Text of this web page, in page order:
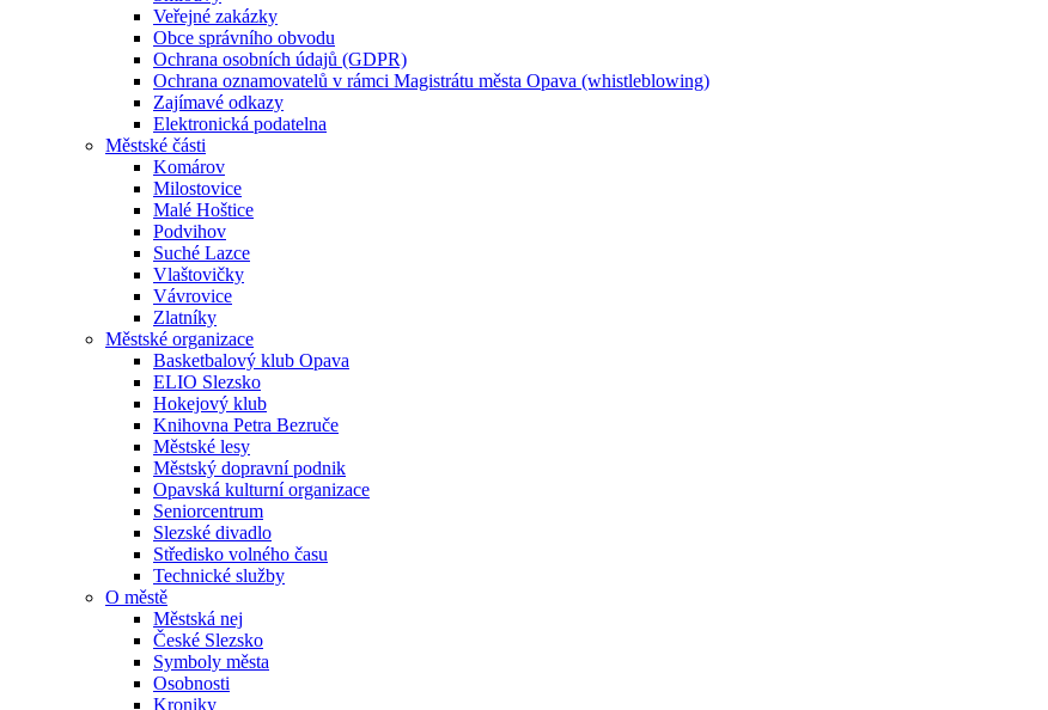
Veřejné zakázky
Obce správního obvodu
Ochrana osobních údajů (GDPR)
Ochrana oznamovatelů v rámci Magistrátu města Opava (whistleblowing)
Zajímavé odkazy
Elektronická podatelna
Městské části
Komárov
Milostovice
Malé Hoštice
Podvihov
Suché Lazce
Vlaštovičky
Vávrovice
Zlatníky
Městské organizace
Basketbalový klub Opava
ELIO Slezsko
Hokejový klub
Knihovna Petra Bezruče
Městské lesy
Městský dopravní podnik
Opavská kulturní organizace
Seniorcentrum
Slezské divadlo
Středisko volného času
Technické služby
O městě
Městská nej
České Slezsko
Symboly města
Osobnosti
Kroniky